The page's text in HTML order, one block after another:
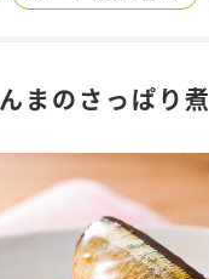
調味酢
まのさっぱり煮